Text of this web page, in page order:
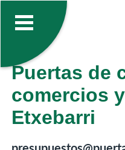
Puertas de
comercios
Etxebarri